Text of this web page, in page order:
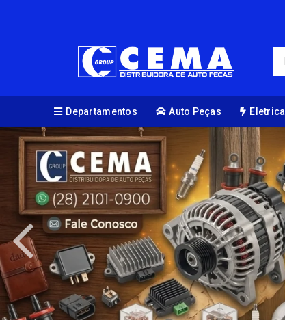
Departamentos Auto Peças Eletrica